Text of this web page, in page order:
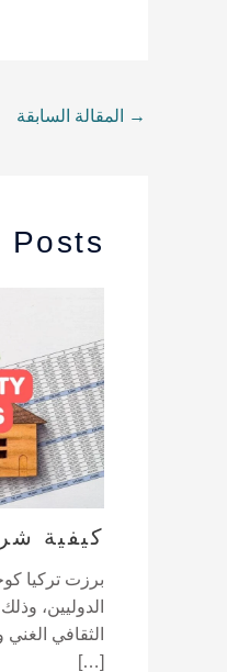
→ المقالة السابقة
Posts
كيفية
برزت تركيا
الدوليين،
الثقافي الغني
[…]